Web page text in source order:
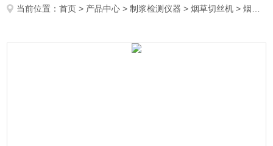
当前位置：首页 > 产品中心 >制浆检测仪器 >烟草切丝机 > 烟草切丝机